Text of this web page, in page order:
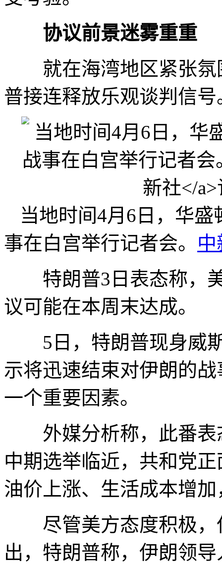
协议前景迷雾重重
就在海湾地区紧张氛
普接连释放乐观谈判信号
当地时间4月6日，华
事在白宫举行记者会。 中
特朗普3日表态称，美
议可能在本周末达成。
5日，特朗普现身威斯
示将迅速结束对伊朗的
一个重要因素。
外媒分析称，此番表
中期选举临近，共和党
油价上涨、生活成本增
尽管美方态度积极，
出，特朗普称，伊朗领